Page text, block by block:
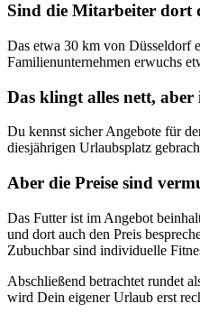
Sind die Mitarbeiter dort
Das etwa 30 km von Düsseldorf
Familienunternehmen erwuchs
Das klingt alles nett,
Du kennst sicher Angebote für
diesjährigen Urlaubsplatz
Aber die Preise sind
Das Futter ist im Angebot
und dort auch den Preis
Zubuchbar sind individuelle
Abschließend betrachtet rundet
wird Dein eigener Urlaub erst